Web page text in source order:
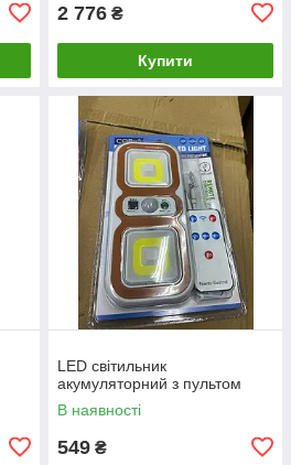
2 776 ₴
Купити
LED світильник
акумуляторний з пультом
В наявності
549 ₴